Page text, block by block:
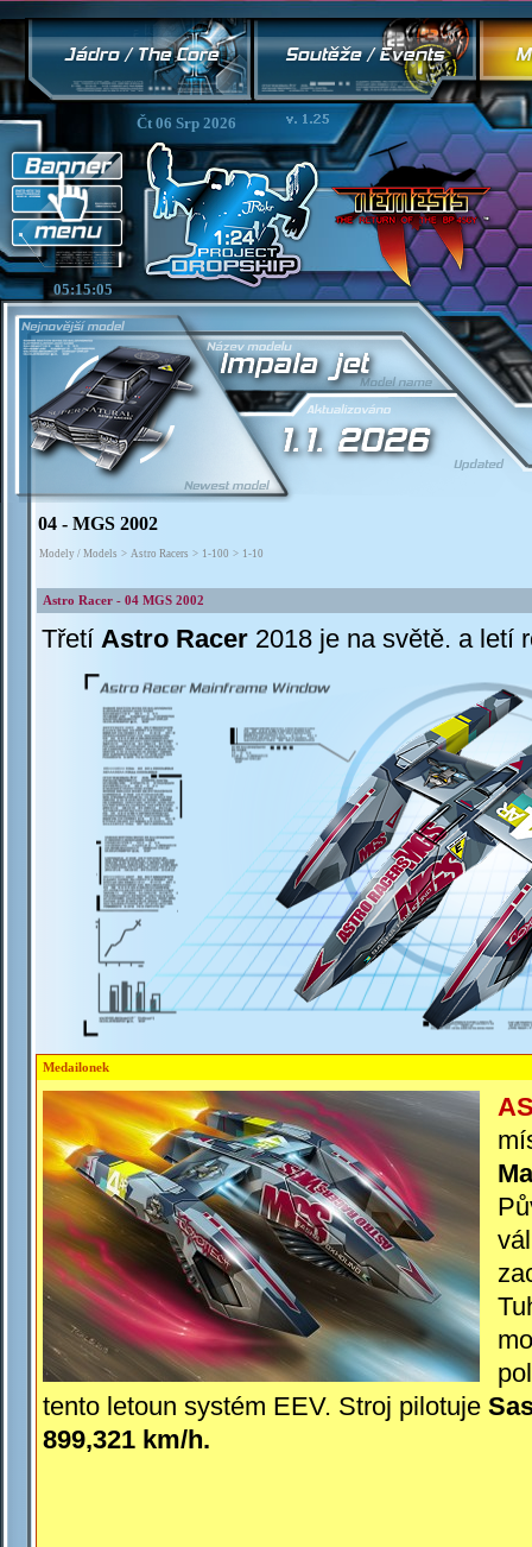
05:15:05
Čt 06 Srp 2026
04 - MGS 2002
Modely / Models > Astro Racers > 1-100 > 1-10
Astro Racer - 04 MGS 2002
Třetí Astro Racer 2018 je na světě. a letí
Medailonek
tento letoun systém EEV. Stroj pilotuje
899,321 km/h.